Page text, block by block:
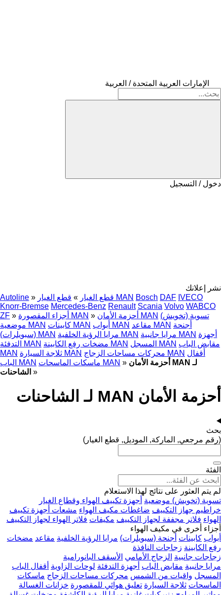
الإمارات العربية المتحدة / العربية
دخول / التسجيل
نشر إعلانك
Autoline » قطع الغيار » قطع الغيار MAN Bosch DAF IVECO
Knorr-Bremse Mercedes-Benz Renault Scania Volvo WABCO
ZF » أجزاء المقصورة MAN » أحزمة الأمان MAN تسوية (تخويش)
موضعية MAN
كابينات MAN أبواب MAN مقاعد MAN أجنحة
(سبويلرات) MAN
مرايا الرؤية الخلفية MAN مرايا جانبية MAN أجهزة
التدفئة MAN
مضخات رفع الكابينة MAN المسجل MAN مقابض الباب
MAN
ثلاجة السيارة MAN محركات مساحات الزجاج MAN أقفال
الباب MAN
ماسكات الماسحات MAN » أحزمة الأمان MAN لـ
الشاحنات »
أحزمة الأمان MAN لـ الشاحنات
بحث
(رقم مرجعي, الماركة, الموديل, قطع الغيار)
الفئة
لم يتم العثور على نتائج لهذا الاستعلام
تسوية (تخويش) موضعية أجهزة تكييف الهواء وقطاع الغيار
خراطيم جهاز التكييف ضاغطات مكيف الهواء مشعات أجهزة تكييف
الهواء فلاتر مجففة لجهاز التكييف مكيفات فلاتر الهواء لجهاز التكييف
أجزاء أخرى في مكيف الهواء
أبواب كابينات أجنحة (سبويلرات) مرايا الرؤية الخلفية مقاعد مضخات
رفع الكابينة زجاجات النافذة
زجاجات جانبية الزجاج الأمامي الأسقف البانورامية
مرايا جانبية مقابض الباب أجهزة التدفئة لوحات الزاوية أقفال الباب
المسجل واقيات من الشمس محركات مساحات الزجاج ماسكات
الماسحات ثلاجة السيارة تعليق هوائي للمقصورة خزانات الغسالة